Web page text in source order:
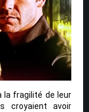
la fragilité de leur
croyaient avoir